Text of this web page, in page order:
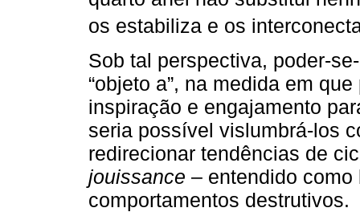
os estabiliza e os
Sob tal perspectiva, poder-
“objeto a”, na medida em
inspiração e engajamento
seria possível vislumbrá-los
redirecionar tendências de
jouissance – entendido
comportamentos destrutivos.